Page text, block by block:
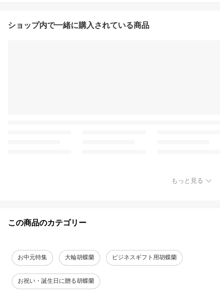
ショップ内で一緒に購入されている商品
もっと見る
この商品のカテゴリー
お中元特集 大輪胡蝶蘭 ビジネスギフト用胡蝶蘭
お祝い・誕生日に贈る胡蝶蘭